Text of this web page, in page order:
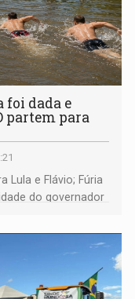
foi dada e
partem para
Lula e Flávio; Fúria
do governador
faz evento em